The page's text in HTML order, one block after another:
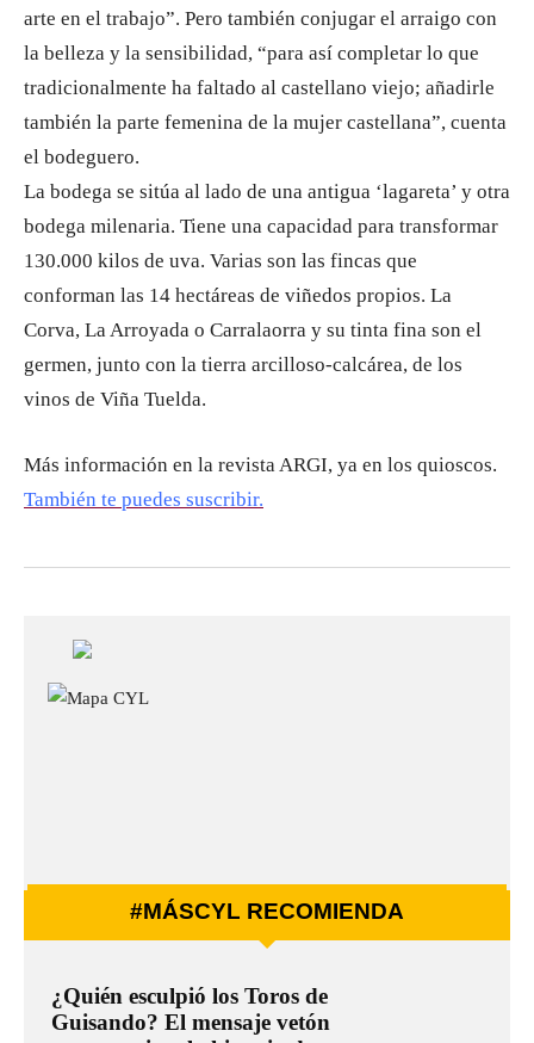
arte en el trabajo”. Pero también conjugar el arraigo con
la belleza y la sensibilidad, “para así completar lo que
tradicionalmente ha faltado al castellano viejo; añadirle
también la parte femenina de la mujer castellana”, cuenta
el bodeguero.
La bodega se sitúa al lado de una antigua ‘lagareta’ y otra
bodega milenaria. Tiene una capacidad para transformar
130.000 kilos de uva. Varias son las fincas que
conforman las 14 hectáreas de viñedos propios. La
Corva, La Arroyada o Carralaorra y su tinta fina son el
germen, junto con la tierra arcilloso-calcárea, de los
vinos de Viña Tuelda.
Más información en la revista ARGI, ya en los quioscos.
También te puedes suscribir.
#MÁSCYL RECOMIENDA
¿Quién esculpió los Toros de
Guisando? El mensaje vetón